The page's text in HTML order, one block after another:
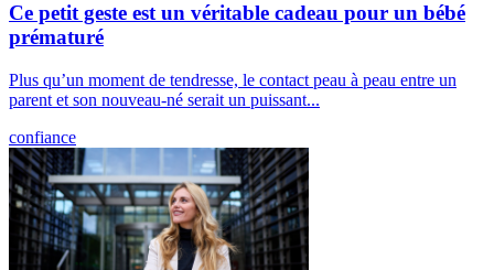
Ce petit geste est un véritable cadeau pour un bébé
prématuré
Plus qu’un moment de tendresse, le contact peau à peau entre un
parent et son nouveau-né serait un puissant...
confiance